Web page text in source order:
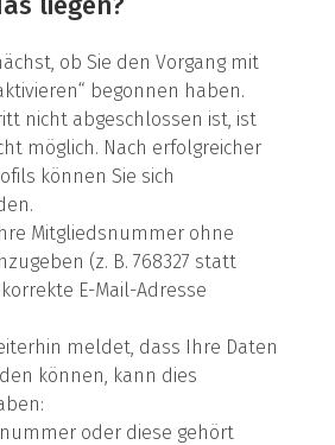
ob Sie den Vorgang mit
begonnen haben.
nicht abgeschlossen ist, ist
möglich. Nach erfolgreicher
können Sie sich
Mitgliedsnummer ohne
(z. B. 768327 statt
E-Mail-Adresse
meldet, dass Ihre Daten
können, kann dies
oder diese gehört